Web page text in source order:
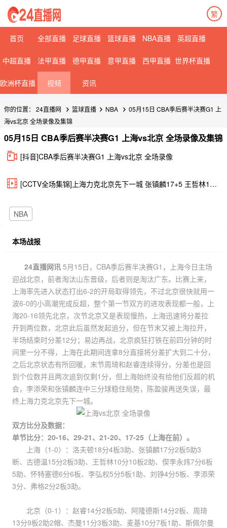
繁
首页 全部直播 足球直播 篮球直播 NBA直播 英超直播
中超直播 法甲直播 德甲直播 意甲直播 西甲直播 世界杯直播
欧洲杯直播 视频 资讯
你的位置： 24直播网 篮球直播 NBA
05月15日 CBA季后赛半决赛G1 上
海vs北京 全场录像及集锦
05月15日 CBA季后赛半决赛G1 上海vs北京 全场录像及集锦
[抖音]CBA季后赛半决赛G1 上海vs北京 全场录像
[CCTV全场集锦]上海力克北京先下一城 张镇麟17+5 王哲林10+10 周琦13+9
NBA
本场战报
24直播网讯 5月15日，CBA季后赛半决赛G1，上海今日主场
迎战北京，前者淘汰山东晋级，后者则是淘汰广东。比赛上来，
上海率先进入状态打出6-2的开局取得领先，不过北京很快就用一
波6-0的小高潮完成反超，整个第一节双方的进攻表现都一般，上
海20-16领先北京，次节北京又是表现慢热，上海迅速将分差拉
开到两位数，北京此后虽然发起追分，但在节末又被上海拉开，
半场结束时分差12分；易边再战，北京疯狂打铁在前四分钟的时
间里一分不得，上海在此期间连拿8分直接将分差扩大到二十分，
之后北京状态有所回暖，末节周琦和赵睿连续得分，分差也是回
到个位数并且两次追到仅剩1分，但上海始终没有给他们反超的机
会，李添荣和张镇麟连中三分球稳住局势，陈盈骏再送失误，最
终上海力克北京先下一城。
双方比分及数据：
单节比分：20-16、29-21、21-20、17-25（上海在前）。
上海（1-0）：洛夫顿18分4板3助、张镇麟17分2板5助3
断、古德温15分2板3助、王哲林10分10板2助、偰李永炜7分6板
5助、怀特塞德6分6板、李弘权5分5板1助、刘铮4分5板、李添荣
3分、弗格2分2板3助。
北京（0-1）：赵睿14分2板5助、阿隆德斯14分2板、周琦
13分9板2助2帽、杰曼11分3板3助、麦基10分7板1助、斯佩尔曼